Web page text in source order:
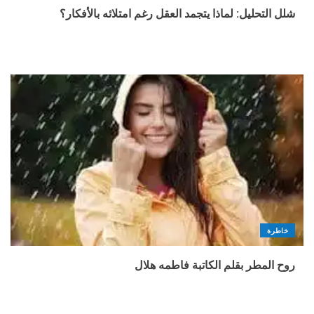
شلل التحليل: لماذا يتجمد العقل رغم امتلائه بالأفكار؟
خاطرة
روح المطر بقلم الكاتبة فاطمه هلال